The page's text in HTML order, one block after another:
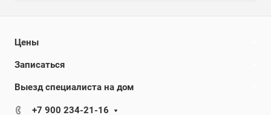
Цены
Записаться
Выезд специалиста на дом
+7 900 234-21-16